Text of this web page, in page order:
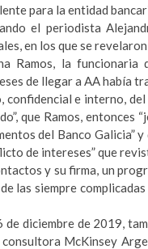
para la entidad
el periodista
en los que se
Ramos, la
de llegar a AA había
confidencial e interno,
que Ramos, entonces
del Banco Galicia”
de intereses” que
y su firma, un
las siempre
diciembre de 2019,
McKinsey